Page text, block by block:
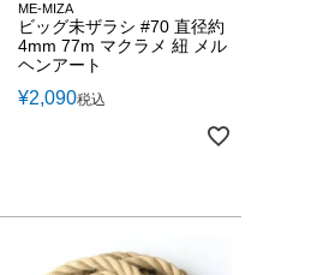
ME-MIZA
ビッグ未ザラシ #70 直径約
4mm 77m マクラメ 紐 メル
ヘンアート
¥2,090税込